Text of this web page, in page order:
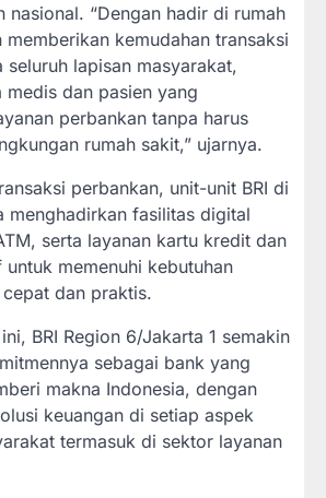
nasional. “Dengan hadir di rumah
kemudahan transaksi
seluruh lapisan masyarakat,
medis dan pasien yang
perbankan tanpa harus
rumah sakit,” ujarnya.
perbankan, unit-unit BRI di
menghadirkan fasilitas digital
serta layanan kartu kredit dan
memenuhi kebutuhan
dan praktis.
BRI Region 6/Jakarta 1 semakin
sebagai bank yang
makna Indonesia, dengan
keuangan di setiap aspek
termasuk di sektor layanan